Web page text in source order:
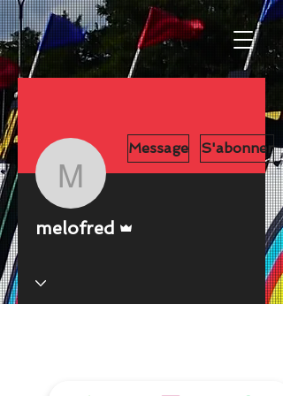
melofred
Message S'abonner
melofred